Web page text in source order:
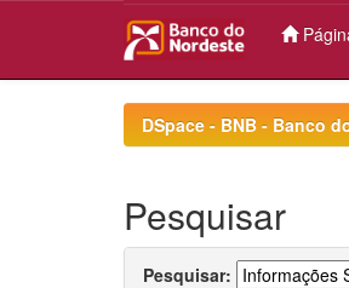
DSpace - BNB - Banco
Pesquisar
Pesquisar: